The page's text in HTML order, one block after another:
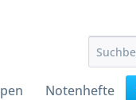
Notenhefte